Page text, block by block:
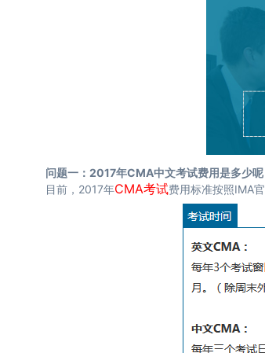
问题一：2017年CMA中文考试费用是多少呢
目前，2017年CMA考试费用标准按照IMA